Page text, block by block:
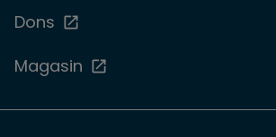
Dons
Magasin